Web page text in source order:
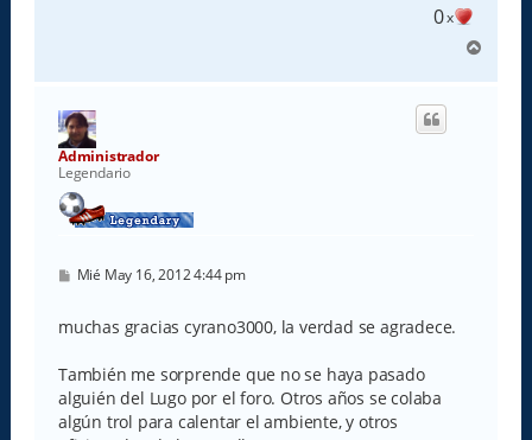
0x
r
Administrador
Legendario
M
s
a
e
Mié May 16, 2012 4:44 pm
muchas gracias cyrano3000, la verdad se agradece.
También me sorprende que no se haya pasado
alguién del Lugo por el foro. Otros años se colaba
algún trol para calentar el ambiente, y otros